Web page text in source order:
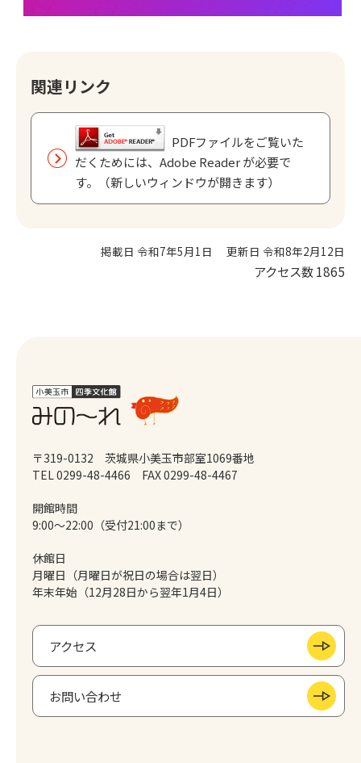
関連リンク
PDFファイルをご覧いた
だくためには、Adobe Reader が必要で
す。（新しいウィンドウが開きます）
掲載日 令和7年5月1日 更新日 令和8年2月12日
アクセス数1865
〒319-0132 茨城県小美玉市部室1069番地
TEL 0299-48-4466
FAX 0299-48-4467
開館時間
9:00～22:00（受付21:00まで）
休館日
月曜日（月曜日が祝日の場合は翌日）
年末年始（12月28日から翌年1月4日）
アクセス
お問い合わせ